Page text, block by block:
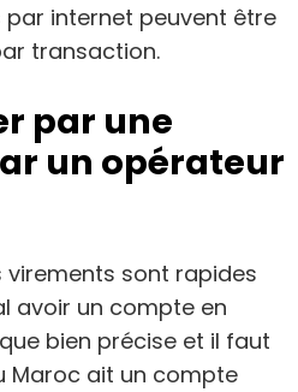
par internet peuvent être
transaction.
par une
un opérateur
virements sont rapides
avoir un compte en
bien précise et il faut
Maroc ait un compte